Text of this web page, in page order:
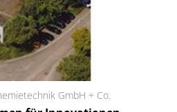
GmbH + Co.